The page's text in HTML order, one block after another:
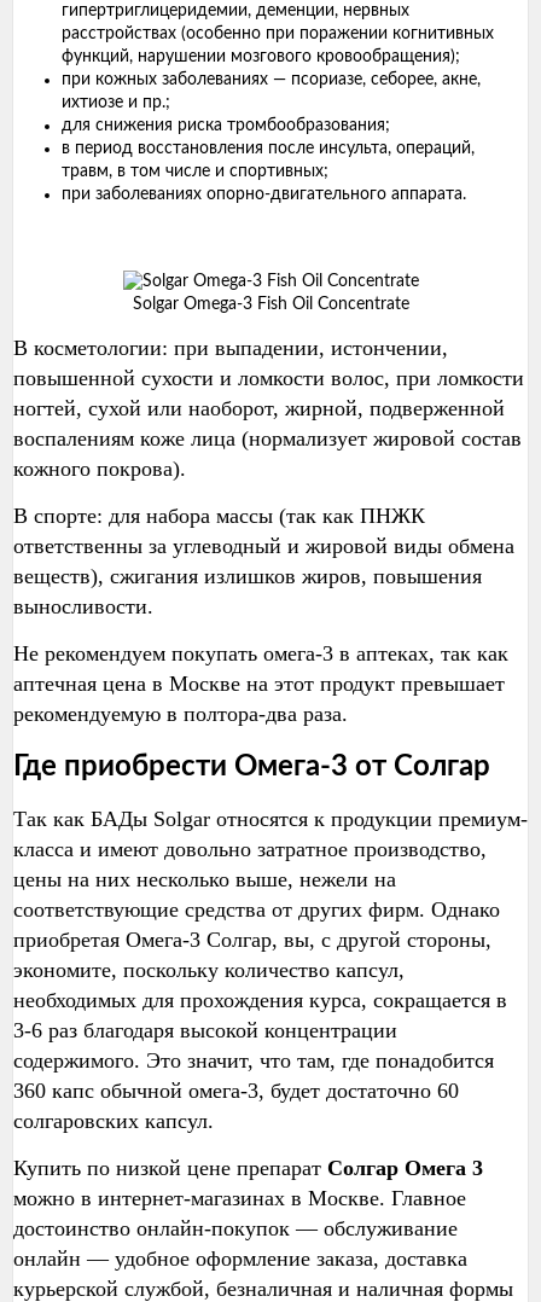
гипертриглицеридемии, деменции, нервных
расстройствах (особенно при поражении когнитивных
функций, нарушении мозгового кровообращения);
при кожных заболеваниях — псориазе, себорее, акне,
ихтиозе и пр.;
для снижения риска тромбообразования;
в период восстановления после инсульта, операций,
травм, в том числе и спортивных;
при заболеваниях опорно-двигательного аппарата.
Solgar Omega-3 Fish Oil Concentrate
В косметологии: при выпадении, истончении,
повышенной сухости и ломкости волос, при ломкости
ногтей, сухой или наоборот, жирной, подверженной
воспалениям коже лица (нормализует жировой состав
кожного покрова).
В спорте: для набора массы (так как ПНЖК
ответственны за углеводный и жировой виды обмена
веществ), сжигания излишков жиров, повышения
выносливости.
Не рекомендуем покупать омега-3 в аптеках, так как
аптечная цена в Москве на этот продукт превышает
рекомендуемую в полтора-два раза.
Где приобрести Омега-3 от Солгар
Так как БАДы Solgar относятся к продукции премиум-
класса и имеют довольно затратное производство,
цены на них несколько выше, нежели на
соответствующие средства от других фирм. Однако
приобретая Омега-3 Солгар, вы, с другой стороны,
экономите, поскольку количество капсул,
необходимых для прохождения курса, сокращается в
3-6 раз благодаря высокой концентрации
содержимого. Это значит, что там, где понадобится
360 капс обычной омега-3, будет достаточно 60
солгаровских капсул.
Купить по низкой цене препарат Солгар Омега 3
можно в интернет-магазинах в Москве. Главное
достоинство онлайн-покупок — обслуживание
онлайн — удобное оформление заказа, доставка
курьерской службой, безналичная и наличная формы